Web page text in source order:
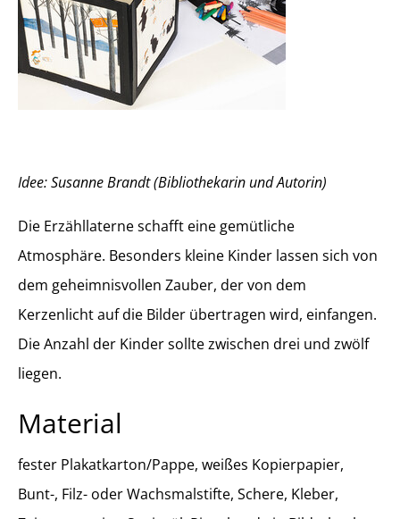
Idee: Susanne Brandt (Bibliothekarin und Autorin)
Die Erzähllaterne schafft eine gemütliche
Atmosphäre. Besonders kleine Kinder lassen sich von
dem geheimnisvollen Zauber, der von dem
Kerzenlicht auf die Bilder übertragen wird, einfangen.
Die Anzahl der Kinder sollte zwischen drei und zwölf
liegen.
Material
fester Plakatkarton/Pappe, weißes Kopierpapier,
Bunt-, Filz- oder Wachsmalstifte, Schere, Kleber,